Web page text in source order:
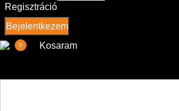
Regisztráció
Bejelentkezem
Kosaram
0